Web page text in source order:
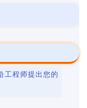
工程师提出您的